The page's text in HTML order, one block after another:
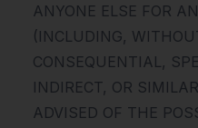
ANYONE ELSE FOR
(INCLUDING,
CONSEQUENTIAL,
INDIRECT, OR
ADVISED OF THE